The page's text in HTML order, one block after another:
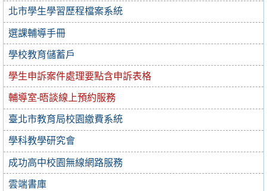
北市學生學習歷程檔案系統
選課輔導手冊
學校教育儲蓄戶
學生申訴案件處理要點含申訴表格
輔導室-晤談線上預約服務
臺北市教育局校園繳費系統
學科教學研究會
成功高中校園無線網路服務
雲端書庫